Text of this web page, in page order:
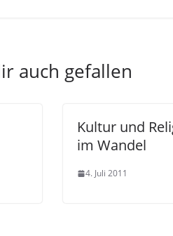
auch gefallen
Kultur und
im Wandel
4. Juli 2011